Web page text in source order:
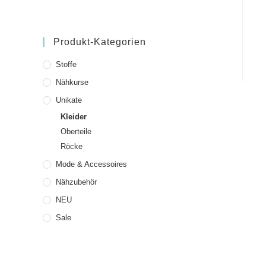
Produkt-Kategorien
Stoffe
Nähkurse
Unikate
Kleider
Oberteile
Röcke
Mode & Accessoires
Nähzubehör
NEU
Sale